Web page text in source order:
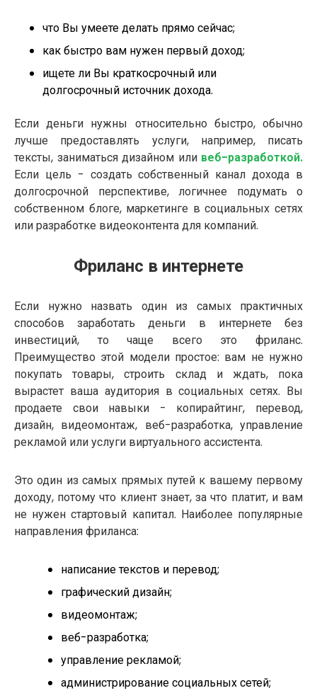
что Вы умеете делать прямо сейчас;
как быстро вам нужен первый доход;
ищете ли Вы краткосрочный или
долгосрочный источник дохода.
Если деньги нужны относительно быстро, обычно
лучше предоставлять услуги, например, писать
тексты, заниматься дизайном или веб-разработкой.
Если цель - создать собственный канал дохода в
долгосрочной перспективе, логичнее подумать о
собственном блоге, маркетинге в социальных сетях
или разработке видеоконтента для компаний.
Фриланс в интернете
Если нужно назвать один из самых практичных
способов заработать деньги в интернете без
инвестиций, то чаще всего это фриланс.
Преимущество этой модели простое: вам не нужно
покупать товары, строить склад и ждать, пока
вырастет ваша аудитория в социальных сетях. Вы
продаете свои навыки - копирайтинг, перевод,
дизайн, видеомонтаж, веб-разработка, управление
рекламой или услуги виртуального ассистента.
Это один из самых прямых путей к вашему первому
доходу, потому что клиент знает, за что платит, и вам
не нужен стартовый капитал. Наиболее популярные
направления фриланса:
написание текстов и перевод;
графический дизайн;
видеомонтаж;
веб-разработка;
управление рекламой;
администрирование социальных сетей;